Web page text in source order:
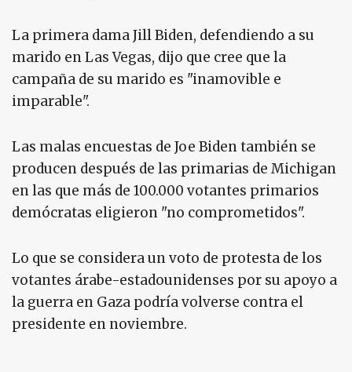
La primera dama Jill Biden, defendiendo a su
marido en Las Vegas, dijo que cree que la
campaña de su marido es "inamovible e
imparable".
Las malas encuestas de Joe Biden también se
producen después de las primarias de Michigan
en las que más de 100.000 votantes primarios
demócratas eligieron "no comprometidos".
Lo que se considera un voto de protesta de los
votantes árabe-estadounidenses por su apoyo a
la guerra en Gaza podría volverse contra el
presidente en noviembre.